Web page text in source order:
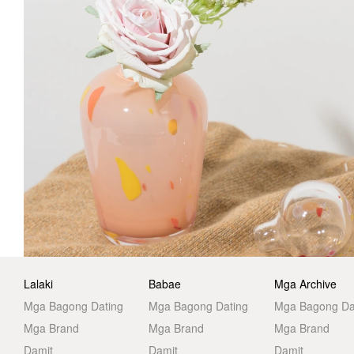
Lalaki
Mga Bagong Dating
Mga Brand
Damit
Babae
Mga Bagong Dating
Mga Brand
Damit
Mga Archive
Mga Bagong
Mga Brand
Damit